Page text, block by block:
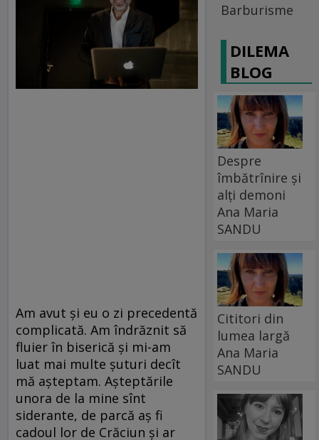
Am avut și eu o zi precedentă
complicată. Am îndrăznit să
fluier în biserică și mi-am
luat mai multe șuturi decît
mă așteptam. Așteptările
unora de la mine sînt
siderante, de parcă aș fi
cadoul lor de Crăciun și ar
Barburisme
DILEMA
BLOG
Despre
îmbătrînire și
alți demoni
Ana Maria
SANDU
Cititori din
lumea largă
Ana Maria
SANDU